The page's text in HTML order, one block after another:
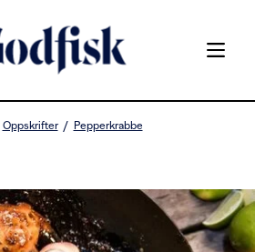
Oppskrifter Pepperkrabbe